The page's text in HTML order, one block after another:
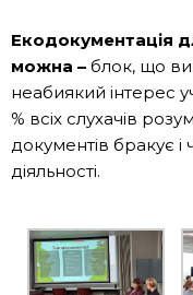
Екодокументація
можна – блок, що
неабиякий інтерес
% всіх слухачів
документів бракує
діяльності.